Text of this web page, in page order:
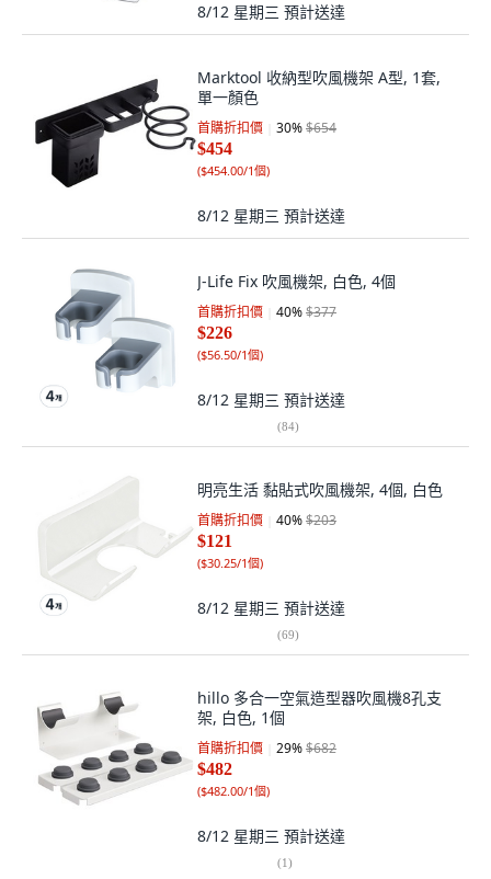
8/12 星期三 預計送達
Marktool 收納型吹風機架 A型, 1套,
單一顏色
首購折扣價 30%$654
$454
($454.00/1個)
8/12 星期三 預計送達
J-Life Fix 吹風機架, 白色, 4個
首購折扣價 40%$377
$226
($56.50/1個)
8/12 星期三 預計送達
(84)
明亮生活 黏貼式吹風機架, 4個, 白色
首購折扣價 40%$203
$121
($30.25/1個)
8/12 星期三 預計送達
(69)
hillo 多合一空氣造型器吹風機8孔支
架, 白色, 1個
首購折扣價 29%$682
$482
($482.00/1個)
8/12 星期三 預計送達
(1)